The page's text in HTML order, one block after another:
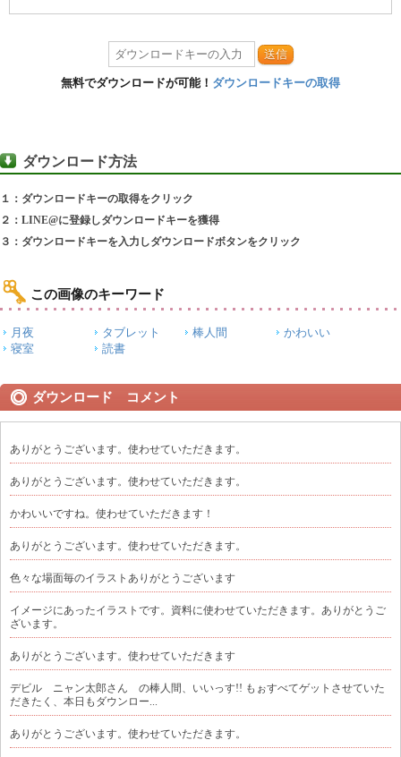
送信
無料でダウンロードが可能！ ダウンロードキーの取得
ダウンロード方法
１：ダウンロードキーの取得をクリック
２：LINE@に登録しダウンロードキーを獲得
３：ダウンロードキーを入力しダウンロードボタンをクリック
この画像のキーワード
月夜 タブレット 棒人間
かわいい
寝室
読書
ダウンロード コメント
ありがとうございます。使わせていただきます。
ありがとうございます。使わせていただきます。
かわいいですね。使わせていただきます！
ありがとうございます。使わせていただきます。
色々な場面毎のイラストありがとうございます
イメージにあったイラストです。資料に使わせていただきます。ありがとうご
ざいます。
ありがとうございます。使わせていただきます
デビル ニャン太郎さん の棒人間、いいっす!! もぉすべてゲットさせていた
だきたく、本日もダウンロー...
ありがとうございます。使わせていただきます。